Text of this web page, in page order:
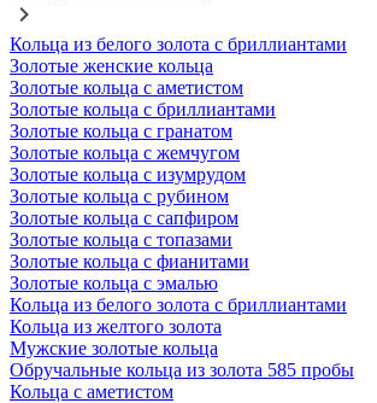
Кольца из белого золота с бриллиантами
Золотые женские кольца
Золотые кольца с аметистом
Золотые кольца с бриллиантами
Золотые кольца с гранатом
Золотые кольца с жемчугом
Золотые кольца с изумрудом
Золотые кольца с рубином
Золотые кольца с сапфиром
Золотые кольца с топазами
Золотые кольца с фианитами
Золотые кольца с эмалью
Кольца из белого золота с бриллиантами
Кольца из желтого золота
Мужские золотые кольца
Обручальные кольца из золота 585 пробы
Кольца с аметистом